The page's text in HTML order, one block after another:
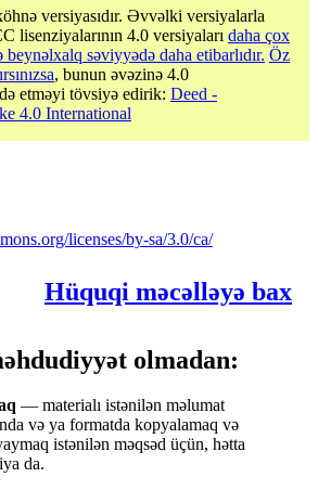
versiyasıdır. Əvvəlki versiyalarla
lisenziyalarının 4.0 versiyaları daha çox
səviyyədə daha etibarlıdır. Öz
, bunun əvəzinə 4.0
etməyi tövsiyə edirik: Deed -
4.0 International
licenses/by-sa/3.0/ca/
Hüquqi məcəlləyə bax
olmadan:
— materialı istənilən məlumat
və ya formatda kopyalamaq və
istənilən məqsəd üçün, hətta
da.